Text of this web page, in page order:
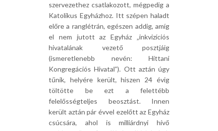
szervezethez csatlakozott, mégpedig a
Katolikus Egyházhoz. Itt szépen haladt
előre a ranglétrán, egészen addig, amíg
el nem jutott az Egyház „inkvizíciós
hivatalának vezető posztjáig
(ismeretlenebb nevén: Hittani
Kongregációs Hivatal”). Ott aztán úgy
tűnik, helyére került, hiszen 24 évig
töltötte be ezt a felettébb
felelősségteljes beosztást. Innen
került aztán pár évvel ezelőtt az Egyház
csúcsára, ahol is milliárdnyi hívő